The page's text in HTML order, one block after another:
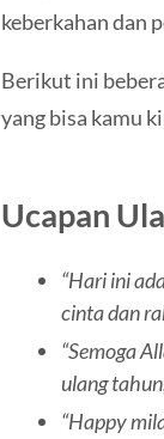
keberkahan dan
Berikut ini
yang bisa kamu
Ucapan
“Hari ini
cinta dan
“Semoga
ulang
“Happy